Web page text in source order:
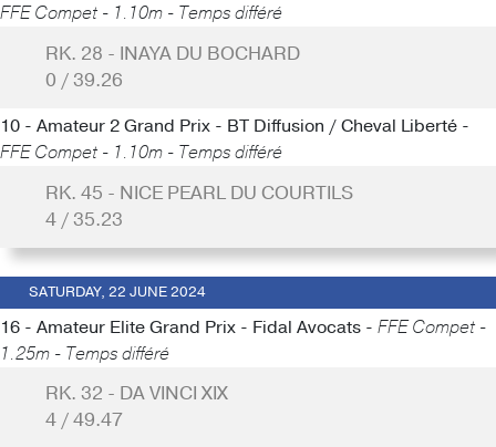
FFE Compet - 1.10m - Temps différé
RK. 28 - INAYA DU BOCHARD
0 / 39.26
10 - Amateur 2 Grand Prix - BT Diffusion / Cheval Liberté -
FFE Compet - 1.10m - Temps différé
RK. 45 - NICE PEARL DU COURTILS
4 / 35.23
SATURDAY, 22 JUNE 2024
16 - Amateur Elite Grand Prix - Fidal Avocats - FFE Compet -
1.25m - Temps différé
RK. 32 - DA VINCI XIX
4 / 49.47